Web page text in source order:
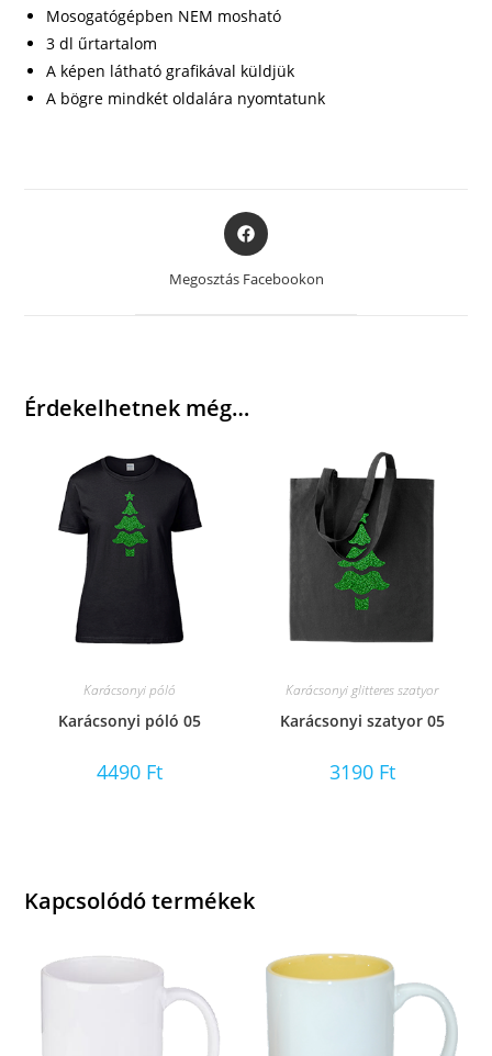
Mosogatógépben NEM mosható
3 dl űrtartalom
A képen látható grafikával küldjük
A bögre mindkét oldalára nyomtatunk
Opens
in
a
new
Megosztás Facebookon
Érdekelhetnek még…
Karácsonyi póló
Karácsonyi póló 05
4490 Ft
Karácsonyi glitteres szatyor
Karácsonyi szatyor 05
3190 Ft
Kapcsolódó termékek